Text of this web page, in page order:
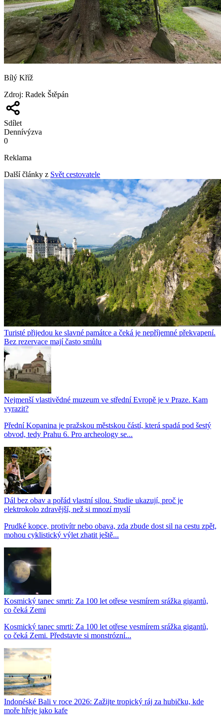
Bílý Kříž
Zdroj: Radek Štěpán
Sdílet
Dennívýzva
0
Reklama
Další články z Svět cestovatele
Turisté přijedou ke slavné památce a čeká je nepříjemné překvapení.
Bez rezervace mají často smůlu
Nejmenší vlastivědné muzeum ve střední Evropě je v Praze. Kam
vyrazit?
Přední Kopanina je pražskou městskou částí, která spadá pod šestý
obvod, tedy Prahu 6. Pro archeology se...
Dál bez obav a pořád vlastní silou. Studie ukazují, proč je
elektrokolo zdravější, než si mnozí myslí
Prudké kopce, protivítr nebo obava, zda zbude dost sil na cestu zpět,
mohou cyklistický výlet zhatit ještě...
Kosmický tanec smrti: Za 100 let otřese vesmírem srážka gigantů,
co čeká Zemi
Kosmický tanec smrti: Za 100 let otřese vesmírem srážka gigantů,
co čeká Zemi. Představte si monstrózní...
Indonéské Bali v roce 2026: Zažijte tropický ráj za hubičku, kde
moře hřeje jako kafe